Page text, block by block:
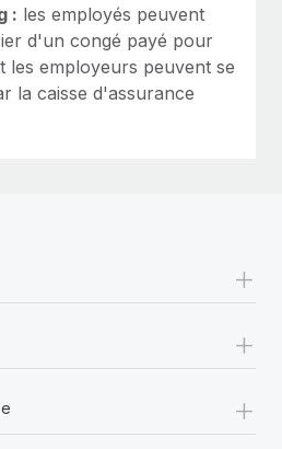
: les employés peuvent
d'un congé payé pour
les employeurs peuvent se
la caisse d'assurance
+
+
+